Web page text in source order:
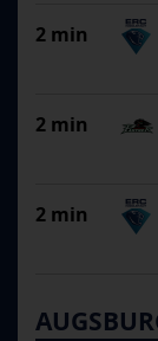
2 min
2 min
2 min